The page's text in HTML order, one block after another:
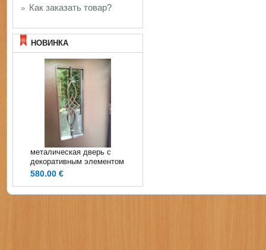
Как заказать товар?
НОВИНКА
металическая дверь с
декоративным элементом
580.00 €